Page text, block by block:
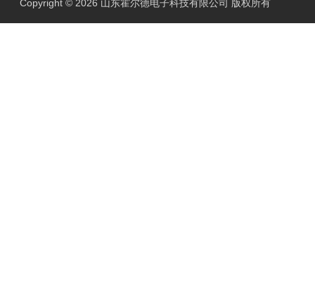
Copyright © 2026 山东霍尔德电子科技有限公司 版权所有